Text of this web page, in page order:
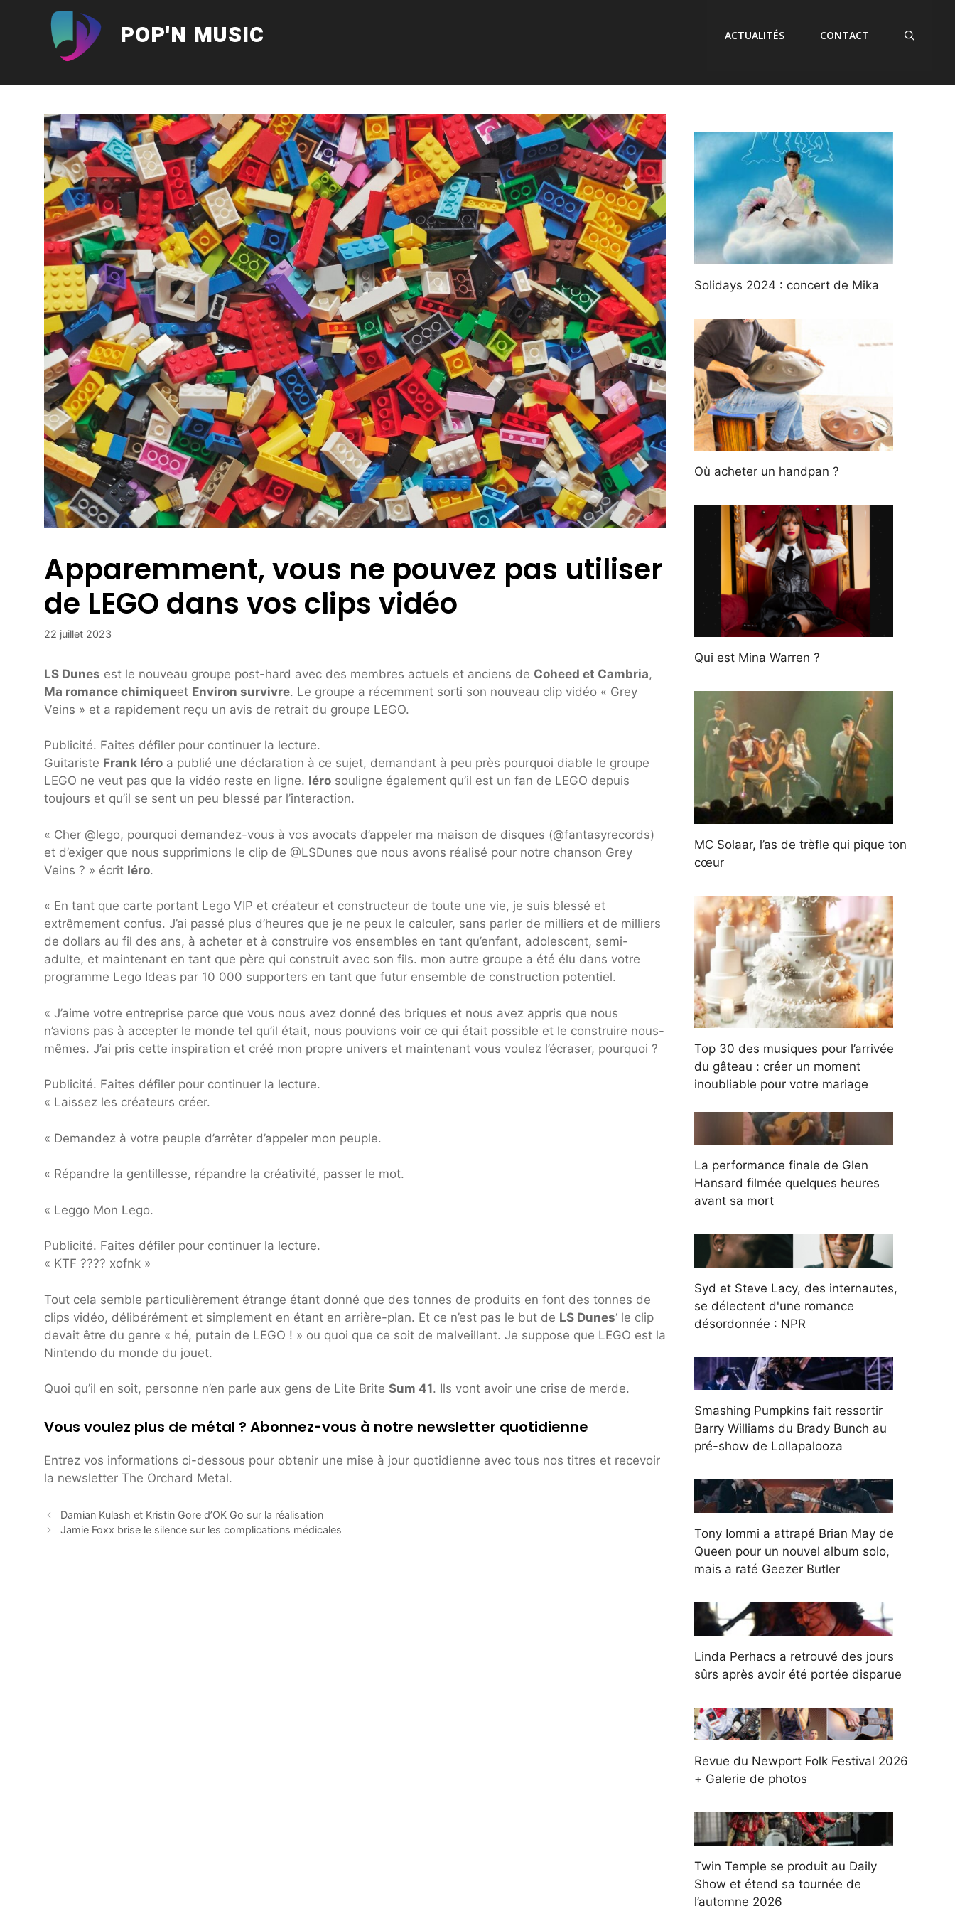
POP'N MUSIC ACTUALITÉS CONTACT
Apparemment, vous ne pouvez pas utiliser
de LEGO dans vos clips vidéo
22 juillet 2023
LS Dunes est le nouveau groupe post-hard avec des membres actuels et anciens de Coheed et Cambria,
Ma romance chimiqueet Environ survivre. Le groupe a récemment sorti son nouveau clip vidéo « Grey
Veins » et a rapidement reçu un avis de retrait du groupe LEGO.
Publicité. Faites défiler pour continuer la lecture.
Guitariste Frank Iéro a publié une déclaration à ce sujet, demandant à peu près pourquoi diable le groupe
LEGO ne veut pas que la vidéo reste en ligne. Iéro souligne également qu’il est un fan de LEGO depuis
toujours et qu’il se sent un peu blessé par l’interaction.
« Cher @lego, pourquoi demandez-vous à vos avocats d’appeler ma maison de disques (@fantasyrecords)
et d’exiger que nous supprimions le clip de @LSDunes que nous avons réalisé pour notre chanson Grey
Veins ? » écrit Iéro.
« En tant que carte portant Lego VIP et créateur et constructeur de toute une vie, je suis blessé et
extrêmement confus. J’ai passé plus d’heures que je ne peux le calculer, sans parler de milliers et de milliers
de dollars au fil des ans, à acheter et à construire vos ensembles en tant qu’enfant, adolescent, semi-
adulte, et maintenant en tant que père qui construit avec son fils. mon autre groupe a été élu dans votre
programme Lego Ideas par 10 000 supporters en tant que futur ensemble de construction potentiel.
« J’aime votre entreprise parce que vous nous avez donné des briques et nous avez appris que nous
n’avions pas à accepter le monde tel qu’il était, nous pouvions voir ce qui était possible et le construire nous-
mêmes. J’ai pris cette inspiration et créé mon propre univers et maintenant vous voulez l’écraser, pourquoi ?
Publicité. Faites défiler pour continuer la lecture.
« Laissez les créateurs créer.
« Demandez à votre peuple d’arrêter d’appeler mon peuple.
« Répandre la gentillesse, répandre la créativité, passer le mot.
« Leggo Mon Lego.
Publicité. Faites défiler pour continuer la lecture.
« KTF ???? xofnk »
Tout cela semble particulièrement étrange étant donné que des tonnes de produits en font des tonnes de
clips vidéo, délibérément et simplement en étant en arrière-plan. Et ce n’est pas le but de LS Dunes‘ le clip
devait être du genre « hé, putain de LEGO ! » ou quoi que ce soit de malveillant. Je suppose que LEGO est la
Nintendo du monde du jouet.
Quoi qu’il en soit, personne n’en parle aux gens de Lite Brite Sum 41. Ils vont avoir une crise de merde.
Vous voulez plus de métal ? Abonnez-vous à notre newsletter quotidienne
Entrez vos informations ci-dessous pour obtenir une mise à jour quotidienne avec tous nos titres et recevoir
la newsletter The Orchard Metal.
Damian Kulash et Kristin Gore d’OK Go sur la réalisation
Jamie Foxx brise le silence sur les complications médicales
Solidays 2024 : concert de Mika
Où acheter un handpan ?
Qui est Mina Warren ?
MC Solaar, l’as de trèfle qui pique ton
cœur
Top 30 des musiques pour l’arrivée
du gâteau : créer un moment
inoubliable pour votre mariage
La performance finale de Glen
Hansard filmée quelques heures
avant sa mort
Syd et Steve Lacy, des internautes,
se délectent d'une romance
désordonnée : NPR
Smashing Pumpkins fait ressortir
Barry Williams du Brady Bunch au
pré-show de Lollapalooza
Tony Iommi a attrapé Brian May de
Queen pour un nouvel album solo,
mais a raté Geezer Butler
Linda Perhacs a retrouvé des jours
sûrs après avoir été portée disparue
Revue du Newport Folk Festival 2026
+ Galerie de photos
Twin Temple se produit au Daily
Show et étend sa tournée de
l’automne 2026